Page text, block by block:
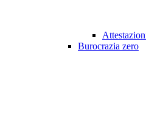
Burocrazia zero